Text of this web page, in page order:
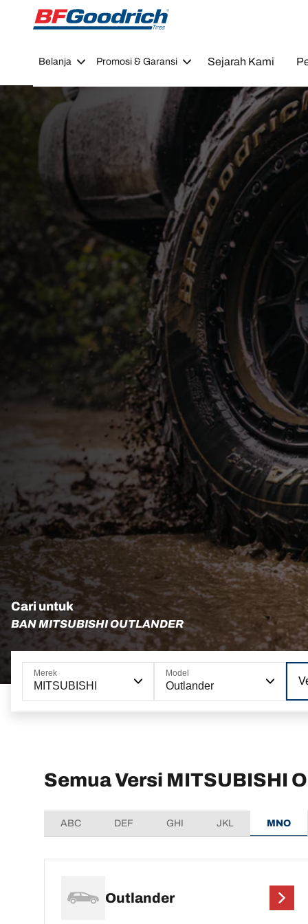
Go to page content Go to page navigation
Belanja Promosi & Garansi Sejarah Kami
Cari untuk
BAN MITSUBISHI OUTLANDER
Merek
MITSUBISHI
Model
Outlander
Semua Versi MITSUBISHI
ABC DEF GHI JKL MNO
Outlander